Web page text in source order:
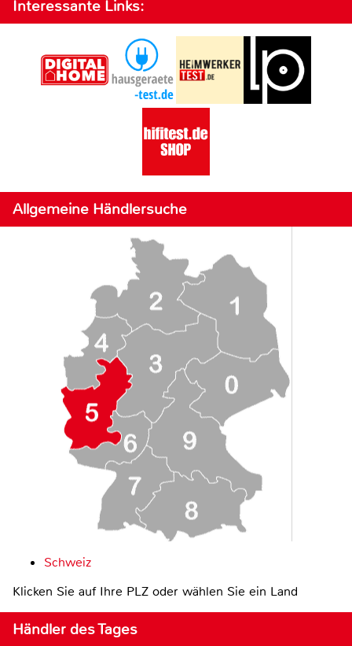
Interessante Links:
Allgemeine Händlersuche
Schweiz
Klicken Sie auf Ihre PLZ oder wählen Sie ein Land
Händler des Tages